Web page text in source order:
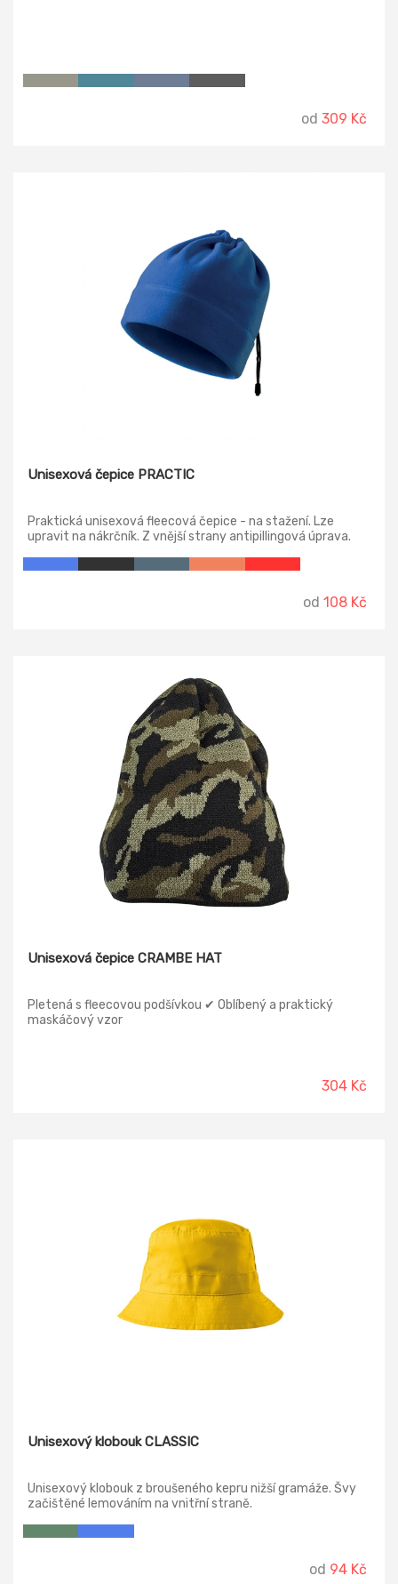
od 309 Kč
Unisexová čepice PRACTIC
Praktická unisexová fleecová čepice - na stažení. Lze
upravit na nákrčník. Z vnější strany antipillingová úprava.
od 108 Kč
Unisexová čepice CRAMBE HAT
Pletená s fleecovou podšívkou ✔ Oblíbený a praktický
maskáčový vzor
304 Kč
Unisexový klobouk CLASSIC
Unisexový klobouk z broušeného kepru nižší gramáže. Švy
začištěné lemováním na vnitřní straně.
od 94 Kč